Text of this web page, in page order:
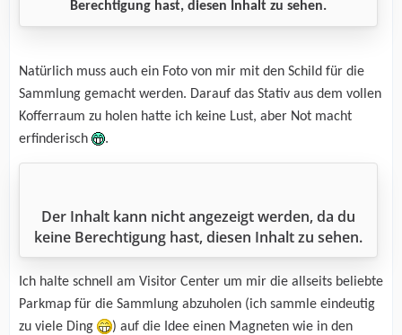
Berechtigung hast, diesen Inhalt zu sehen.
Natürlich muss auch ein Foto von mir mit den Schild für die
Sammlung gemacht werden. Darauf das Stativ aus dem vollen
Kofferraum zu holen hatte ich keine Lust, aber Not macht
erfinderisch
.
Der Inhalt kann nicht angezeigt werden, da du
keine Berechtigung hast, diesen Inhalt zu sehen.
Ich halte schnell am Visitor Center um mir die allseits beliebte
Parkmap für die Sammlung abzuholen (ich sammle eindeutig
zu viele Ding
) auf die Idee einen Magneten wie in den